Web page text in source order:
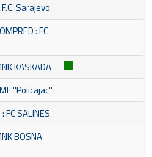
Sarajevo
: FC
KASKADA
''Policajac''
FC SALINES
BOSNA